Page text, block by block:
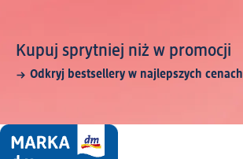
Kupuj sprytniej niż w promocji
Odkryj bestsellery w najlepszych cenach